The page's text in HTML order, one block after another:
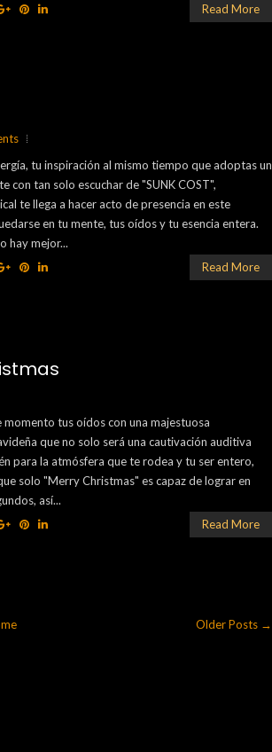
Read More
tu inspiración al mismo tiempo que adoptas un
con tan solo escuchar de "SUNK COST",
te llega a hacer acto de presencia en este
en tu mente, tus oídos y tu esencia entera.
hay mejor...
Read More
momento tus oídos con una majestuosa
que no solo será una cautivación auditiva
para la atmósfera que te rodea y tu ser entero,
solo "Merry Christmas" es capaz de lograr en
así...
Read More
Older Posts →